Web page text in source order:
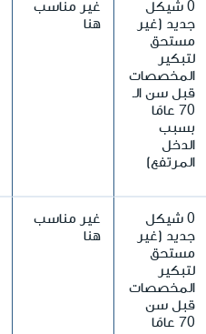
0 شيكل
جديد (غير
مستحق
لتبكير
المخصصات
قبل سن الـ
70 عامًا
بسبب
الدخل
المرتفع)
غير مناسب
هنا
0 شيكل
جديد (غير
مستحق
لتبكير
المخصصات
قبل سن
70 عامًا
غير مناسب
هنا